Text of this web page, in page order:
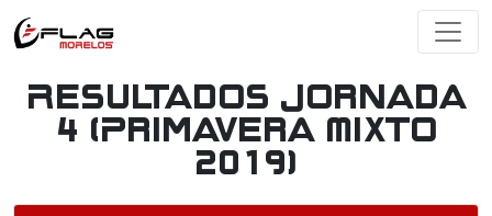
Resultados Jornada
4 (Primavera Mixto
2019)